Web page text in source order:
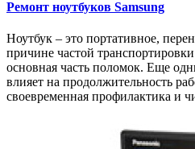
Ремонт ноутбуков Samsung
Ноутбук – это портативное,
причине частой
основная часть поломок. Еще
влияет на продолжительность
своевременная профилактика и